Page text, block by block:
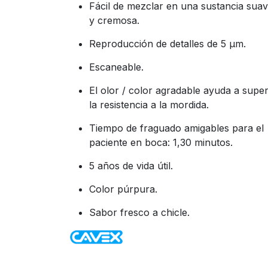
Fácil de mezclar en una sustancia
y cremosa.
Reproducción de detalles de 5 µm.
Escaneable.
El olor / color agradable ayuda a
la resistencia a la mordida.
Tiempo de fraguado amigables para el
paciente en boca: 1,30 minutos.
5 años de vida útil.
Color púrpura.
Sabor fresco a chicle.